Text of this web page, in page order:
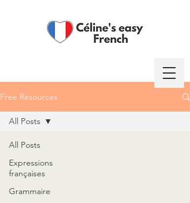
Free Resources
All Posts
Expressions
françaises
Grammaire
All Posts